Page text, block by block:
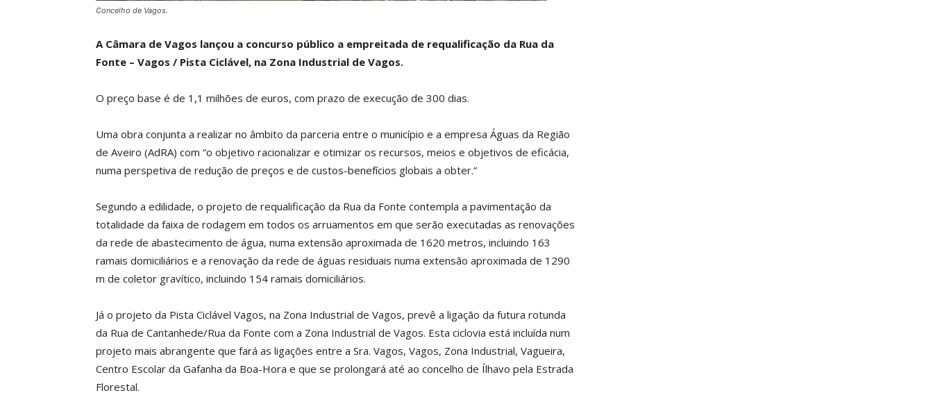
Concelho de Vagos.
A Câmara de Vagos lançou a concurso público a empreitada de requalificação da Rua da
Fonte – Vagos / Pista Ciclável, na Zona Industrial de Vagos.
O preço base é de 1,1 milhões de euros, com prazo de execução de 300 dias.
Uma obra conjunta a realizar no âmbito da parceria entre o município e a empresa Águas da Região
de Aveiro (AdRA) com “o objetivo racionalizar e otimizar os recursos, meios e objetivos de eficácia,
numa perspetiva de redução de preços e de custos-benefícios globais a obter.”
Segundo a edilidade, o projeto de requalificação da Rua da Fonte contempla a pavimentação da
totalidade da faixa de rodagem em todos os arruamentos em que serão executadas as renovações
da rede de abastecimento de água, numa extensão aproximada de 1620 metros, incluindo 163
ramais domiciliários e a renovação da rede de águas residuais numa extensão aproximada de 1290
m de coletor gravítico, incluindo 154 ramais domiciliários.
Já o projeto da Pista Ciclável Vagos, na Zona Industrial de Vagos, prevê a ligação da futura rotunda
da Rua de Cantanhede/Rua da Fonte com a Zona Industrial de Vagos. Esta ciclovia está incluída num
projeto mais abrangente que fará as ligações entre a Sra. Vagos, Vagos, Zona Industrial, Vagueira,
Centro Escolar da Gafanha da Boa-Hora e que se prolongará até ao concelho de Ílhavo pela Estrada
Florestal.